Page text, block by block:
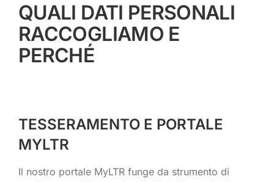
QUALI DATI PERSONALI
RACCOGLIAMO E
PERCHÉ
TESSERAMENTO E PORTALE
MYLTR
Il nostro portale MyLTR funge da strumento di